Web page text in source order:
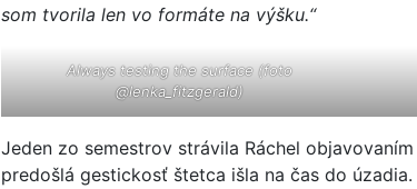
som tvorila len vo formáte na výšku.“
Always testing the surface (foto
@lenka_fitzgerald)
Jeden zo semestrov strávila Ráchel
predošlá gestickosť štetca išla na čas do